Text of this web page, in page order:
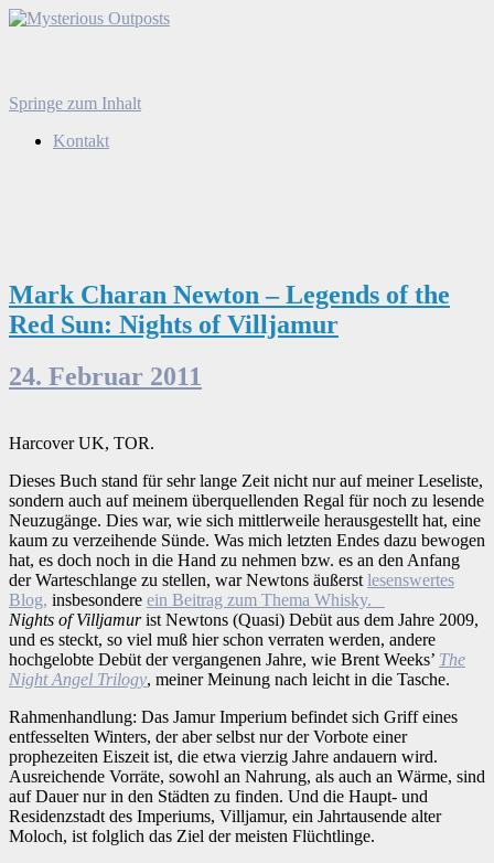
Suchen
Springe zum Inhalt
Kontakt
Mark Charan Newton – Legends of the
Red Sun: Nights of Villjamur
24. Februar 2011
Harcover UK, TOR.
Dieses Buch stand für sehr lange Zeit nicht nur auf meiner Leseliste,
sondern auch auf meinem überquellenden Regal für noch zu lesende
Neuzugänge. Dies war, wie sich mittlerweile herausgestellt hat, eine
kaum zu verzeihende Sünde. Was mich letzten Endes dazu bewogen
hat, es doch noch in die Hand zu nehmen bzw. es an den Anfang
der Warteschlange zu stellen, war Newtons äußerst lesenswertes
Blog, insbesondere ein Beitrag zum Thema Whisky.
Nights of Villjamurist Newtons (Quasi) Debüt aus dem Jahre 2009,
und es steckt, so viel muß hier schon verraten werden, andere
hochgelobte Debüt der vergangenen Jahre, wie Brent Weeks’ The
Night Angel Trilogy, meiner Meinung nach leicht in die Tasche.
Rahmenhandlung: Das Jamur Imperium befindet sich Griff eines
entfesselten Winters, der aber selbst nur der Vorbote einer
prophezeiten Eiszeit ist, die etwa vierzig Jahre andauern wird.
Ausreichende Vorräte, sowohl an Nahrung, als auch an Wärme, sind
auf Dauer nur in den Städten zu finden. Und die Haupt- und
Residenzstadt des Imperiums, Villjamur, ein Jahrtausende alter
Moloch, ist folglich das Ziel der meisten Flüchtlinge.